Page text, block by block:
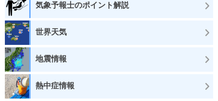
気象予報士のポイント解説
世界天気
地震情報
熱中症情報